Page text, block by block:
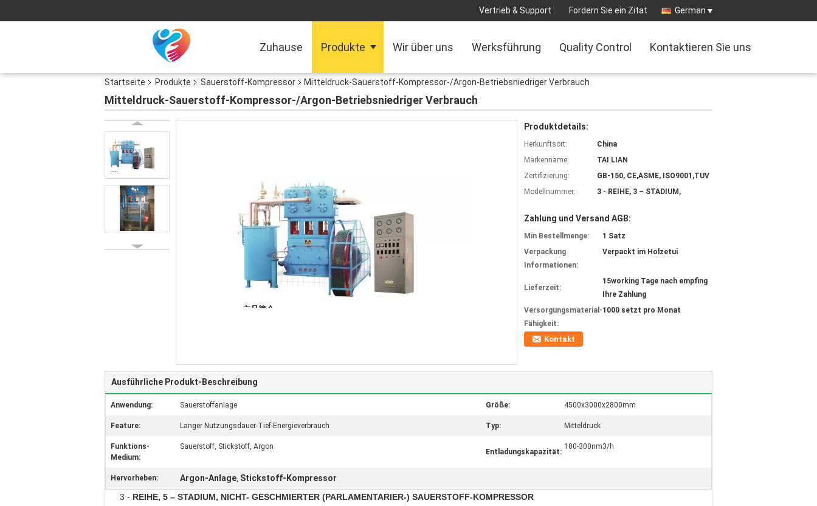
Vertrieb & Support : Fordern Sie ein Zitat German
Zuhause Produkte Wir über uns Werksführung Quality Control Kontaktieren Sie uns
Startseite Produkte Sauerstoff-Kompressor Mitteldruck-Sauerstoff-Kompressor-/Argon-Betriebsniedriger Verbrauch
Mitteldruck-Sauerstoff-Kompressor-/Argon-Betriebsniedriger Verbrauch
Produktdetails:
Herkunftsort:
China
Markenname:
TAI LIAN
Zertifizierung:
GB-150, CE,ASME, ISO9001,TUV
Modellnummer:
3 - REIHE, 3 – STADIUM,
Zahlung und Versand AGB:
Min Bestellmenge:
1 Satz
Verpackung
Informationen:
Verpackt im Holzetui
Lieferzeit:
15working Tage nach empfing
Ihre Zahlung
Versorgungsmaterial-
Fähigkeit:
1000 setzt pro Monat
Kontakt
Ausführliche Produkt-Beschreibung
Anwendung: Sauerstoffanlage Größe: 4500x3000x2800mm
Feature: Langer Nutzungsdauer-Tief-Energieverbrauch Typ: Mitteldruck
Funktions-
Medium:
Sauerstoff, Stickstoff, Argon
Entladungskapazität:
100-300nm3/h
Hervorheben: Argon-Anlage, Stickstoff-Kompressor
3 - REIHE, 5 – STADIUM, NICHT- GESCHMIERTER (PARLAMENTARIER-) SAUERSTOFF-KOMPRESSOR